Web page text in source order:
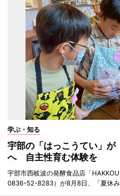
学ぶ・知る
宇部の「はっこうてい」が
へ 自主性育む体験を
宇部市西岐波の発酵食品店「
0836-52-8283）が8月8日、「夏休み